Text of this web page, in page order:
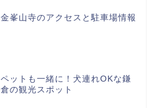
金峯山寺のアクセスと駐車場情報
ペットも一緒に！犬連れOKな鎌
倉の観光スポット